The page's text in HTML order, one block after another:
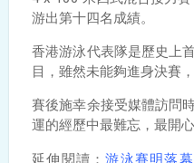
游出第十四名成績。
香港游泳代表隊是歷史上
目，雖然未能夠進身決賽
賽後施幸余接受媒體訪問
運的經歷中最難忘，最開心
延伸閱讀：游泳賽明落